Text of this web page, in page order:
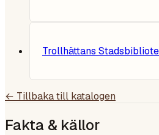
Trollhättans
← Tillbaka till katalogen
Fakta & källor